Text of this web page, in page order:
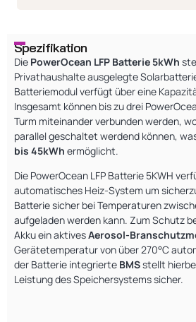
Spezifikation
Die PowerOcean LFP Batterie 5kWh
Privathaushalte ausgelegte
Batteriemodul verfügt über eine
Insgesamt können bis zu drei
Turm miteinander verbunden werden,
parallel geschaltet werdend können,
bis 45kWh ermöglicht.
Die PowerOcean LFP Batterie 5KWH
automatisches Heiz-System um
Batterie sicher bei Temperaturen
aufgeladen werden kann. Zum Schutz
Akku ein aktivesAerosol-
Gerätetemperatur von über 270°C
der Batterie integrierte BMSstellt
Leistung des Speichersystems sicher.